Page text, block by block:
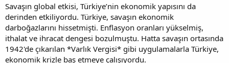
Savaşın global etkisi, Türkiye’nin ekonomik yapısını da
derinden etkiliyordu. Türkiye, savaşın ekonomik
darboğazlarını hissetmişti. Enflasyon oranları yükselmiş,
ithalat ve ihracat dengesi bozulmuştu. Hatta savaşın ortasında
1942'de çıkarılan *Varlık Vergisi* gibi uygulamalarla Türkiye,
ekonomik krizle baş etmeye çalışıyordu.